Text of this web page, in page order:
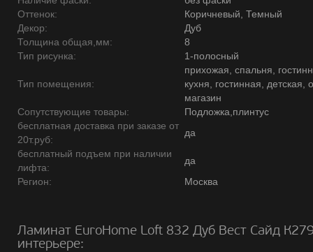
Оттенок:
Коричневый, Темный
Декор:
Дуб
Толщина общая,мм:
8
Тип рисунка:
1-полосный
Тип помещения:
прихожая, спальня,
кухня, гостинная, детская,
магазин
Сопутствующие товары:
Подложка,плинтус
бесплатная доставка при заказе от
20т.руб:
да
бесплатный подъем при наличии
лифта:
да
Регион:
Москва
Ламинат EuroHome Loft 832 Дуб Вест Сайд
интерьере: